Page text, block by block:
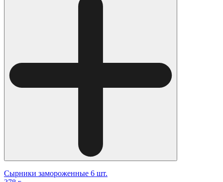
Сырники замороженные 6 шт.